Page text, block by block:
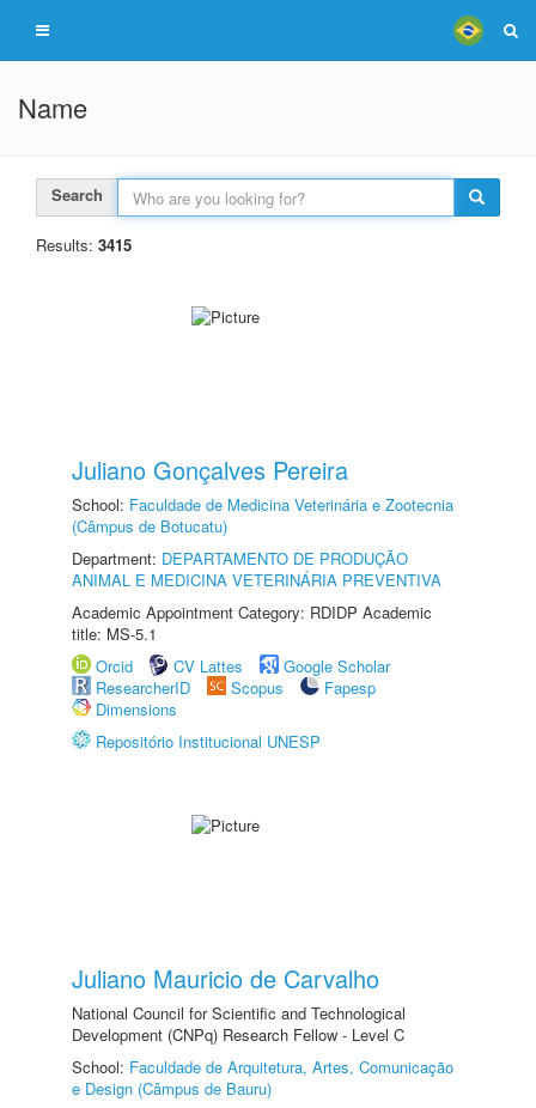
Name
Search
Results: 3415
Juliano Gonçalves Pereira
School: Faculdade de Medicina Veterinária e Zootecnia
(Câmpus de Botucatu)
Department: DEPARTAMENTO DE PRODUÇÃO
ANIMAL E MEDICINA VETERINÁRIA PREVENTIVA
Academic Appointment Category: RDIDP Academic
title: MS-5.1
Orcid
CV Lattes
Google Scholar
ResearcherID
Scopus
Fapesp
Dimensions
Repositório Institucional UNESP
Juliano Mauricio de Carvalho
National Council for Scientific and Technological
Development (CNPq) Research Fellow - Level C
School: Faculdade de Arquitetura, Artes, Comunicação
e Design (Câmpus de Bauru)